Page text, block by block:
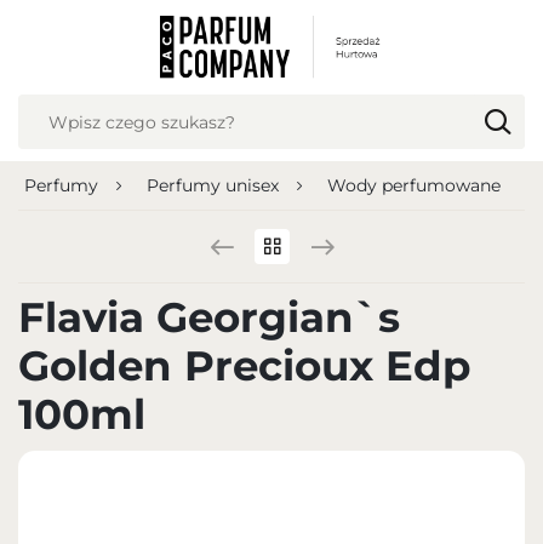
Perfumy Perfumy unisex Wody perfumowane
Flavia Georgian`s
Golden Precioux Edp
100ml
USTAWIENIA REGIONALNE
Język
Polish zloty (PLN)
ZAPISZ